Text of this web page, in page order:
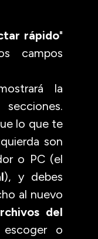
rápido"
campos
la
lo que te
son
o PC (el
), y debes
al nuevo
del
o